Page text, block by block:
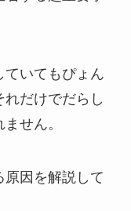
ていてもぴょん
だけでだらし
せん。
原因を解説して